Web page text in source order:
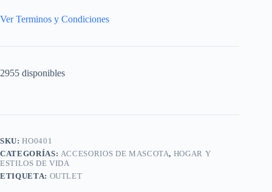
Ver Terminos y Condiciones
2955 disponibles
SKU:HO0401
CATEGORÍAS: ACCESORIOS DE MASCOTA, HOGAR Y
ESTILOS DE VIDA
ETIQUETA: OUTLET